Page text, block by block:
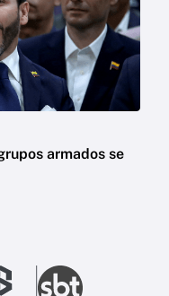
armados se